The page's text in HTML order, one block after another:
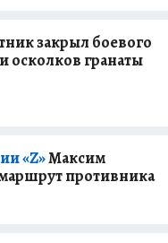
закрыл боевого
осколков гранаты
«Z»Максим
противника